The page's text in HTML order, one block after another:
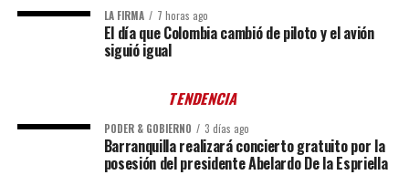
LA FIRMA 7 horas ago
El día que Colombia cambió de piloto y el avión
siguió igual
TENDENCIA
PODER & GOBIERNO 3 días ago
Barranquilla realizará concierto gratuito por la
posesión del presidente Abelardo De la Espriella